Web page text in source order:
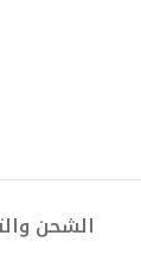
الشحن